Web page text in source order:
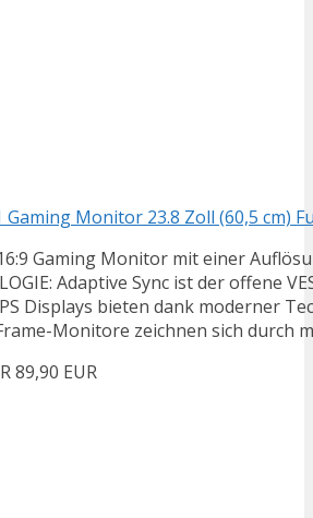
Gaming Monitor 23.8 Zoll (60,5 cm)
16:9 Gaming Monitor mit einer
Adaptive Sync ist der offene
Displays bieten dank moderner
Monitore zeichnen sich durch
89,90 EUR